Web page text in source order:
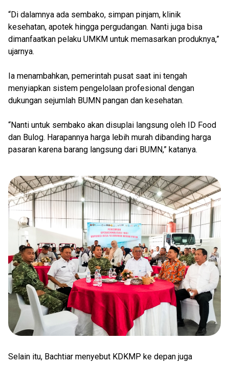
“Di dalamnya ada sembako, simpan pinjam, klinik
kesehatan, apotek hingga pergudangan. Nanti juga bisa
dimanfaatkan pelaku UMKM untuk memasarkan produknya,”
ujarnya.
Ia menambahkan, pemerintah pusat saat ini tengah
menyiapkan sistem pengelolaan profesional dengan
dukungan sejumlah BUMN pangan dan kesehatan.
“Nanti untuk sembako akan disuplai langsung oleh ID Food
dan Bulog. Harapannya harga lebih murah dibanding harga
pasaran karena barang langsung dari BUMN,” katanya.
Selain itu, Bachtiar menyebut KDKMP ke depan juga